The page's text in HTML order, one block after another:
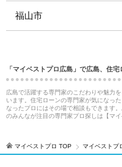
福山市
「マイベストプロ広島」で広島、住
広島で活躍する専門家のこだわりや魅力
います。住宅ローンの専門家が気になっ
なったプロにはその場で相談もできます
のみんなが注目の専門家プロ探しは【マイ
マイベストプロ TOP マイベストプ